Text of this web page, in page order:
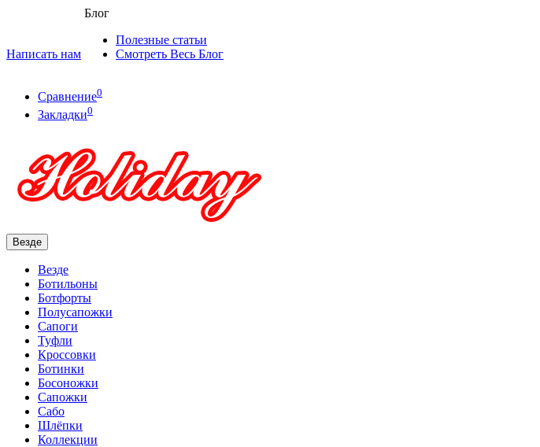
Написать нам
Блог
Полезные статьи
Смотреть Весь Блог
Сравнение0
Закладки0
Везде
Везде
Ботильоны
Ботфорты
Полусапожки
Сапоги
Туфли
Кроссовки
Ботинки
Босоножки
Сапожки
Сабо
Шлёпки
Коллекции